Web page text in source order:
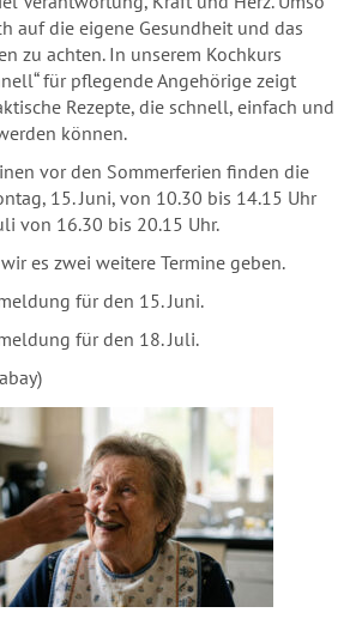
auf die eigene Gesundheit und das
zu achten. In unserem Kochkurs
für pflegende Angehörige zeigt
Rezepte, die schnell, einfach und
können.
vor den Sommerferien finden die
15. Juni, von 10.30 bis 14.15 Uhr
von 16.30 bis 20.15 Uhr.
es zwei weitere Termine geben.
für den 15. Juni.
für den 18. Juli.